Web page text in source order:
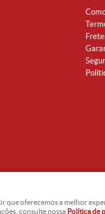
que oferecemos a melhor
consulte nossa Política de